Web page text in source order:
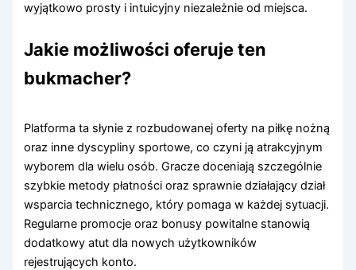
wyjątkowo prosty i intuicyjny niezależnie od miejsca.
Jakie możliwości oferuje ten
bukmacher?
Platforma ta słynie z rozbudowanej oferty na piłkę nożną
oraz inne dyscypliny sportowe, co czyni ją atrakcyjnym
wyborem dla wielu osób. Gracze doceniają szczególnie
szybkie metody płatności oraz sprawnie działający dział
wsparcia technicznego, który pomaga w każdej sytuacji.
Regularne promocje oraz bonusy powitalne stanowią
dodatkowy atut dla nowych użytkowników
rejestrujących konto.